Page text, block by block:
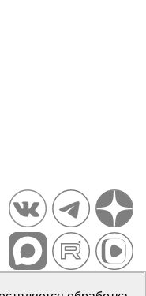
2007–2026